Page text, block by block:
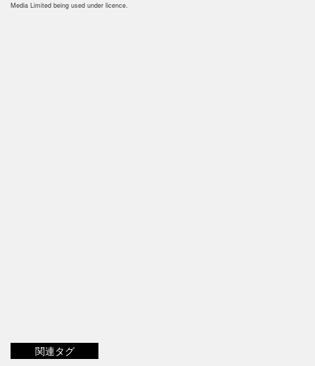
Media Limited being used under licence.
関連タグ